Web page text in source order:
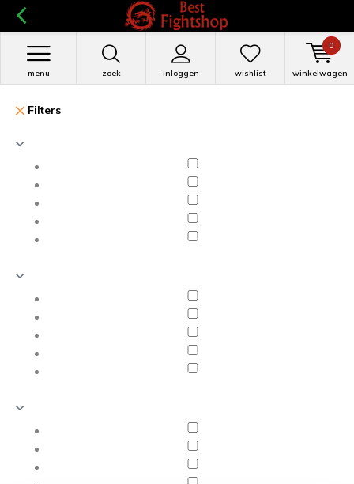
zoek inloggen
menu wishlist winkelwagen
0
Filters